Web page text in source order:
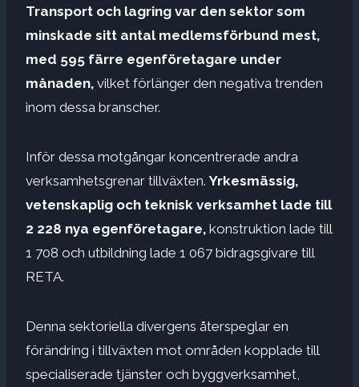
Transport och lagring var den sektor som
minskade sitt antal medlemsförbund mest,
med 595 färre egenföretagare under
månaden, vilket förlänger den negativa trenden
inom dessa branscher.
Inför dessa motgångar koncentrerade andra
verksamhetsgrenar tillväxten.Yrkesmässig,
vetenskaplig och teknisk verksamhet lade till
2 228 nya egenföretagare, konstruktion lade till
1 708 och utbildning lade 1 067 bidragsgivare till
RETA.
Denna sektoriella divergens återspeglar en
förändring i tillväxten mot områden kopplade till
specialiserade tjänster och byggverksamhet,